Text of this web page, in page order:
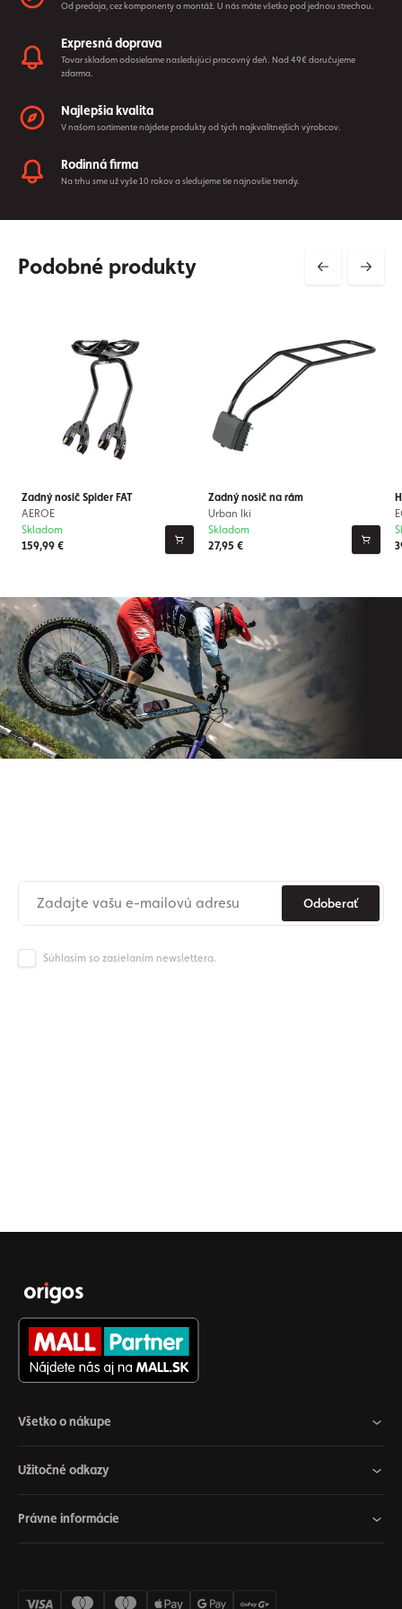
Od predaja, cez komponenty a montáž. U nás máte všetko pod jednou strechou.
Expresná doprava
Tovar skladom odosielame nasledujúci pracovný deň. Nad 49€ doručujeme
zdarma.
Najlepšia kvalita
V našom sortimente nájdete produkty od tých najkvalitnejších výrobcov.
Rodinná firma
Na trhu sme už vyše 10 rokov a sledujeme tie najnovšie trendy.
Podobné produkty
Zadný nosič Spider FAT
AEROE
159,99 €
Skladom
Zadný nosič na rám
Urban Iki
27,95 €
Skladom
Odoberať
Súhlasím so zasielaním newslettera.
Všetko o nákupe
Užitočné odkazy
Právne informácie